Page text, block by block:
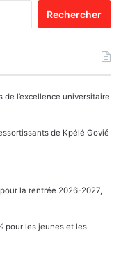
de l’excellence universitaire
de Kpélé Govié
la rentrée 2026-2027,
pour les jeunes et les